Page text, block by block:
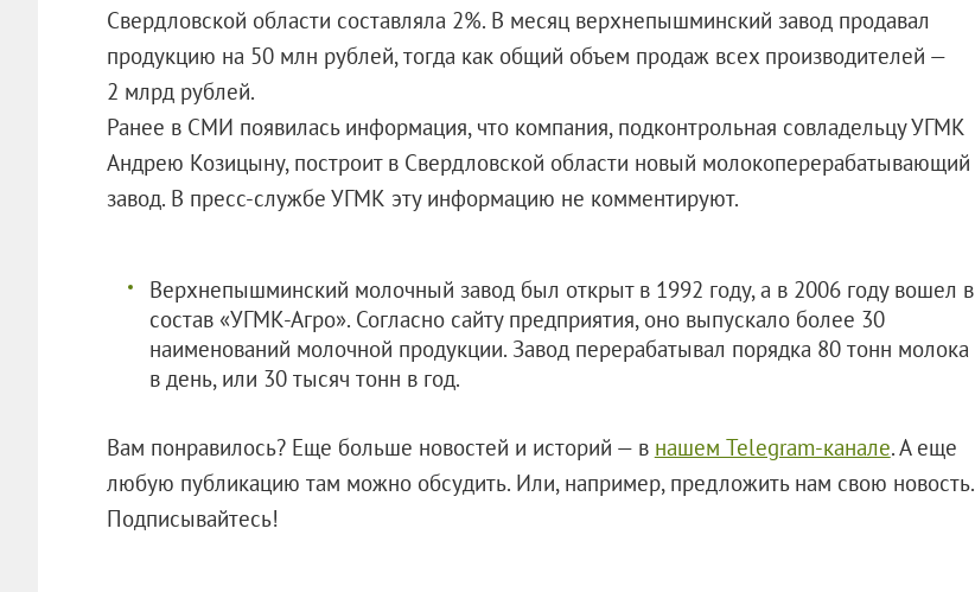
Свердловской области составляла 2%. В месяц верхнепышминский завод продавал
продукцию на 50 млн рублей, тогда как общий объем продаж всех производителей —
2 млрд рублей.
Ранее в СМИ появилась информация, что компания, подконтрольная совладельцу УГМК
Андрею Козицыну, построит в Свердловской области новый молокоперерабатывающий
завод. В пресс-службе УГМК эту информацию не комментируют.
Верхнепышминский молочный завод был открыт в 1992 году, а в 2006 году вошел в
состав «УГМК-Агро». Согласно сайту предприятия, оно выпускало более 30
наименований молочной продукции. Завод перерабатывал порядка 80 тонн молока
в день, или 30 тысяч тонн в год.
Вам понравилось? Еще больше новостей и историй — в нашем Telegram-канале. А еще
любую публикацию там можно обсудить. Или, например, предложить нам свою новость.
Подписывайтесь!